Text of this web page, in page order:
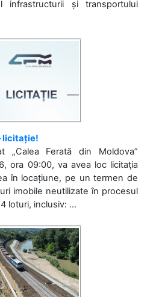
infrastructurii și transportului
licitație!
„Calea Ferată din Moldova”
ora 09:00, va avea loc licitaţia
în locațiune, pe un termen de
imobile neutilizate în procesul
loturi, inclusiv: ...